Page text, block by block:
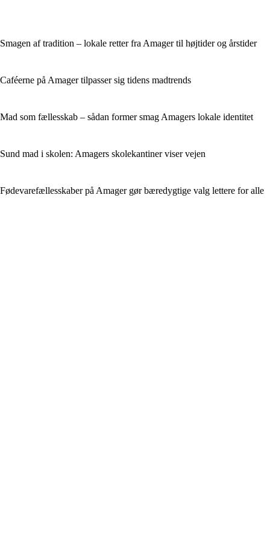
Smagen af tradition – lokale retter fra Amager til højtider og årstider
Caféerne på Amager tilpasser sig tidens madtrends
Mad som fællesskab – sådan former smag Amagers lokale identitet
Sund mad i skolen: Amagers skolekantiner viser vejen
Fødevarefællesskaber på Amager gør bæredygtige valg lettere for alle